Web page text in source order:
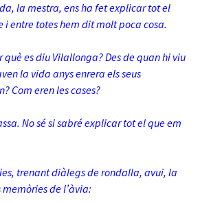
la mestra, ens ha fet explicar tot el
entre totes hem dit molt poca cosa.
què es diu Vilallonga? Des de quan hi viu
la vida anys enrera els seus
Com eren lescases?
No sé si sabré explicar tot el que em
trenant diàlegs de rondalla, avui, la
de l’àvia: